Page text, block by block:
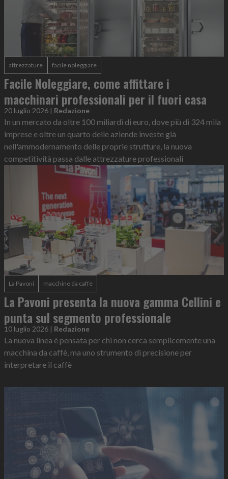
attrezzature facile noleggiare
Facile Noleggiare, come affittare i
macchinari professionali per il fuori casa
20 luglio 2026 | Redazione
In un mercato da oltre 100 miliardi di euro, dove più di 324 mila
imprese e oltre un quarto delle aziende investe già
nell'ammodernamento delle proprie strutture, la nuova
competitività passa dalle attrezzature professionali
La Pavoni macchine da caffè
La Pavoni presenta la nuova gamma Cellini e
punta sul segmento professionale
10 luglio 2026 | Redazione
La nuova linea è pensata per chi non cerca semplicemente una
macchina da caffè, ma uno strumento di precisione per
interpretare il caffè